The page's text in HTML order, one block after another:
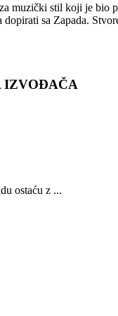
muzički stil koji je bio
dopirati sa Zapada.
IZVOĐAČA
ostaću z ...